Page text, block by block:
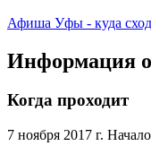
Афиша Уфы - куда
Информация
Когда проходит
7 ноября 2017 г.